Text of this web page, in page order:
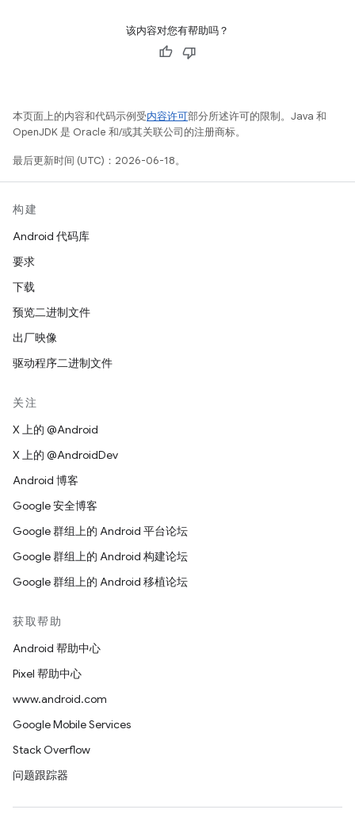
该内容对您有帮助吗？
本页面上的内容和代码示例受内容许可部分所述许可的限制。Java 和
OpenJDK 是 Oracle 和/或其关联公司的注册商标。
最后更新时间 (UTC)：2026-06-18。
构建
Android 代码库
要求
下载
预览二进制文件
出厂映像
驱动程序二进制文件
关注
X 上的 @Android
X 上的 @AndroidDev
Android 博客
Google 安全博客
Google 群组上的 Android 平台论坛
Google 群组上的 Android 构建论坛
Google 群组上的 Android 移植论坛
获取帮助
Android 帮助中心
Pixel 帮助中心
www.android.com
Google Mobile Services
Stack Overflow
问题跟踪器